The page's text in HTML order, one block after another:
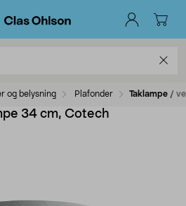
og belysning Plafonder Taklampe /
34 cm, Cotech